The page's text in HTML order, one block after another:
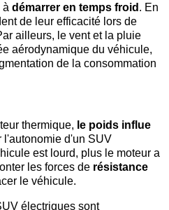
à démarrer en temps froid . En
de leur efficacité lors de
ailleurs, le vent et la pluie
aérodynamique du véhicule,
de la consommation
thermique, le poids influe
l'autonomie d'un SUV
est lourd, plus le moteur a
les forces de résistance
le véhicule.
électriques sont